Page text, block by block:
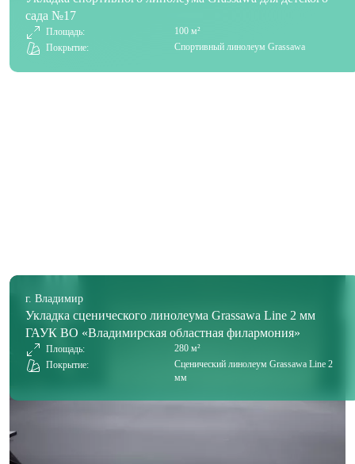
сада №17
Площадь:
100 м²
Покрытие:
Спортивный линолеум Grassawa
г. Владимир
Укладка сценического линолеума Grassawa Line 2 мм
ГАУК ВО «Владимирская областная филармония»
Площадь:
280 м²
Покрытие:
Сценический линолеум Grassawa Line 2
мм